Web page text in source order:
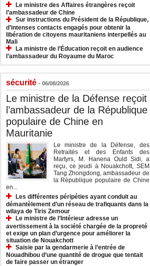
Le ministre des Affaires étrangères reçoit
l’ambassadeur de Chine
Sur instructions du Président de la République,
d’intenses contacts engagés pour obtenir la
libération de citoyens mauritaniens interpellés au
Mali
La ministre de l’Éducation reçoit en audience
l’ambassadeur du Royaume du Maroc
sécurité - 06/08/2026
Le ministre de la Défense reçoit
l’ambassadeur de la République
populaire de Chine en
Mauritanie
Le ministre de la Défense, des
Retraités et des Enfants des
Martyrs, M. Hanena Ould Sidi, a
reçu, ce jeudi à Nouakchott, SEM
Tang Zhongdong, ambassadeur de
la République populaire de Chine
en...
Les différentes péripéties ayant conduit au
démantèlement d’un réseau de trafiquants dans la
wilaya de Tiris Zemour
Le ministre de l’Intérieur adresse un
avertissement à la société chargée de la propreté
et exige un plan d’urgence pour améliorer la
situation de Nouakchott
Saisie par la gendarmerie à l’entrée de
Nouadhibou d’une quantité de drogue que tentait
de faire passer un étranger